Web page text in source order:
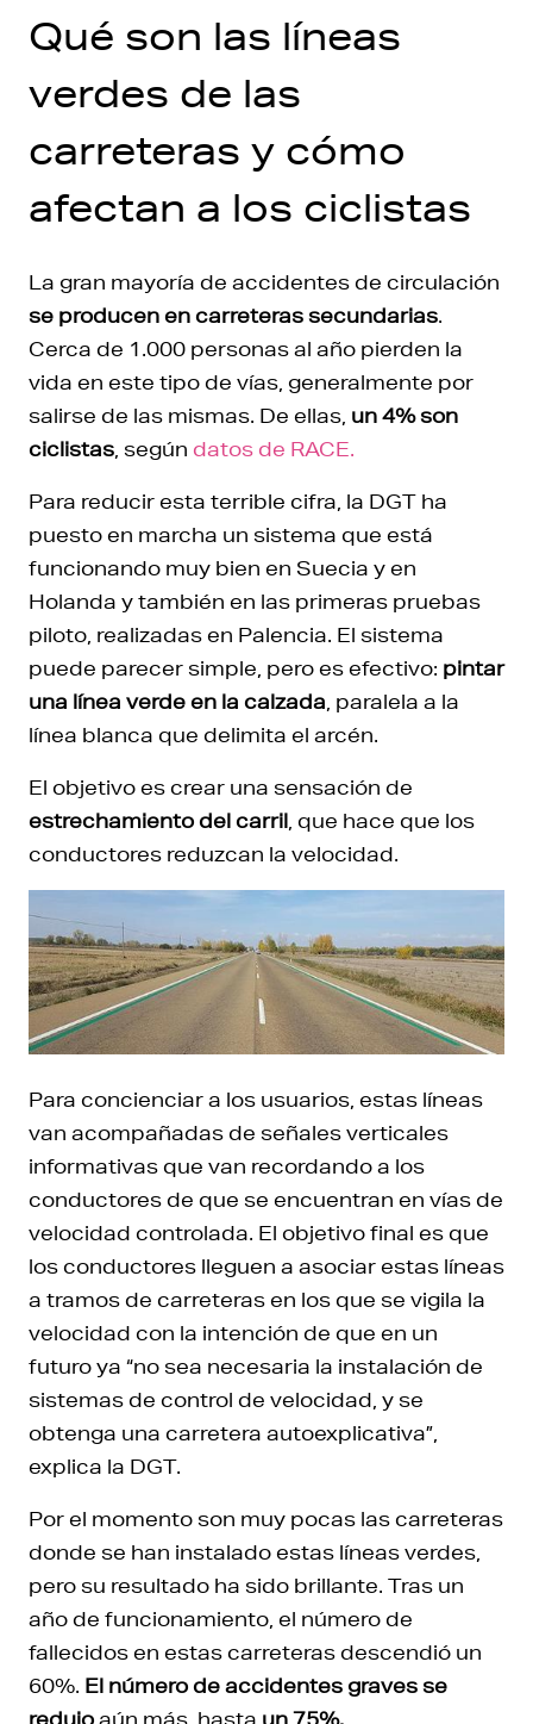
Qué son las líneas
verdes de las
carreteras y cómo
afectan a los ciclistas
La gran mayoría de accidentes de circulación
se producen en carreteras secundarias.
Cerca de 1.000 personas al año pierden la
vida en este tipo de vías, generalmente por
salirse de las mismas. De ellas, un 4% son
ciclistas, según datos de RACE.
Para reducir esta terrible cifra, la DGT ha
puesto en marcha un sistema que está
funcionando muy bien en Suecia y en
Holanda y también en las primeras pruebas
piloto, realizadas en Palencia. El sistema
puede parecer simple, pero es efectivo: pintar
una línea verde en la calzada, paralela a la
línea blanca que delimita el arcén.
El objetivo es crear una sensación de
estrechamiento del carril, que hace que los
conductores reduzcan la velocidad.
Para concienciar a los usuarios, estas líneas
van acompañadas de señales verticales
informativas que van recordando a los
conductores de que se encuentran en vías de
velocidad controlada. El objetivo final es que
los conductores lleguen a asociar estas líneas
a tramos de carreteras en los que se vigila la
velocidad con la intención de que en un
futuro ya “no sea necesaria la instalación de
sistemas de control de velocidad, y se
obtenga una carretera autoexplicativa”,
explica la DGT.
Por el momento son muy pocas las carreteras
donde se han instalado estas líneas verdes,
pero su resultado ha sido brillante. Tras un
año de funcionamiento, el número de
fallecidos en estas carreteras descendió un
60%. El número de accidentes graves se
redujoaún más, hasta un 75%.